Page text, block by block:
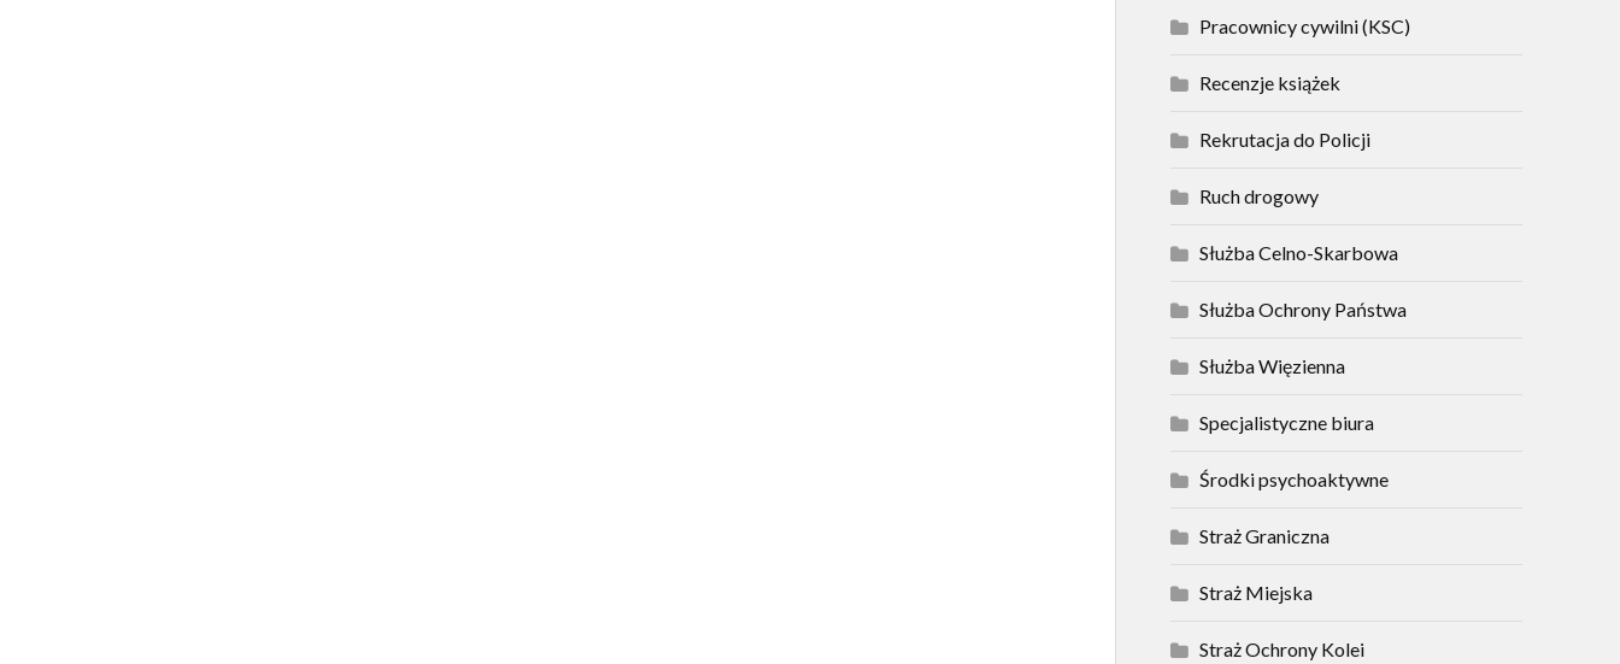
Pracownicy cywilni (KSC)
Recenzje książek
Rekrutacja do Policji
Ruch drogowy
Służba Celno-Skarbowa
Służba Ochrony Państwa
Służba Więzienna
Specjalistyczne biura
Środki psychoaktywne
Straż Graniczna
Straż Miejska
Straż Ochrony Kolei